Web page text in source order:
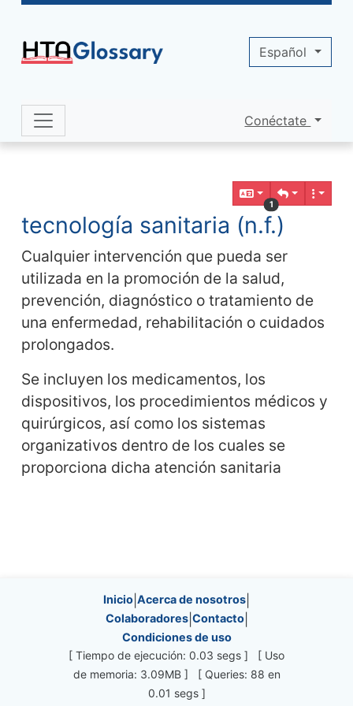
Navigation and related functionality
1
tecnología sanitaria (n.f.)
Cualquier intervención que pueda ser
utilizada en la promoción de la salud,
prevención, diagnóstico o tratamiento de
una enfermedad, rehabilitación o cuidados
prolongados.
Se incluyen los medicamentos, los
dispositivos, los procedimientos médicos y
quirúrgicos, así como los sistemas
organizativos dentro de los cuales se
proporciona dicha atención sanitaria
Site information, links, etc.
Inicio Acerca de nosotros
Colaboradores| Contacto|
Condiciones de uso
[ Tiempo de ejecución: 0.03 segs ] [ Uso
de memoria: 3.09MB ] [ Queries: 88 en
0.01 segs ]
Site identity, navigation, etc.
Conéctate
Español